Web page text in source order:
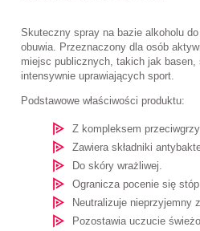
Skuteczny spray na bazie alkoholu
obuwia. Przeznaczony dla osób
miejsc publicznych, takich jak basen,
intensywnie uprawiających sport.
Podstawowe właściwości produktu:
Z kompleksem
Zawiera składniki
Do skóry wrażliwej.
Ogranicza pocenie się stóp.
Neutralizuje nieprzyjemny
Pozostawia uczucie